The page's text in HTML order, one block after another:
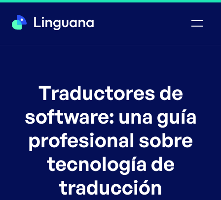
Traductores de
software: una guía
profesional sobre
tecnología de
traducción